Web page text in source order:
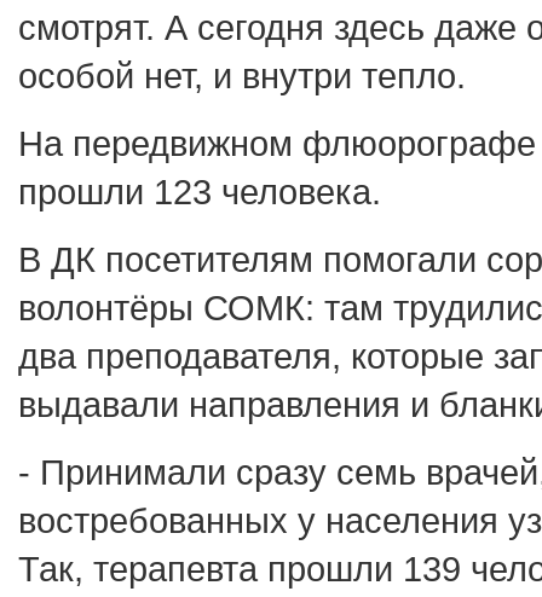
смотрят. А сегодня здесь даже
особой нет, и внутри тепло.
На передвижном флюорографе
прошли 123 человека.
В ДК посетителям помогали
волонтёры СОМК: там
два преподавателя, которые
выдавали направления и
- Принимали сразу семь
востребованных у населения
Так, терапевта прошли 139